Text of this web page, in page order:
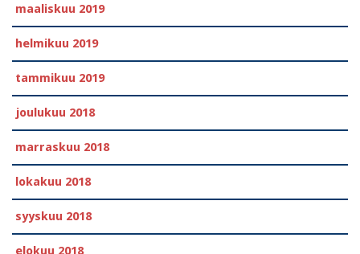
maaliskuu 2019
helmikuu 2019
tammikuu 2019
joulukuu 2018
marraskuu 2018
lokakuu 2018
syyskuu 2018
elokuu 2018